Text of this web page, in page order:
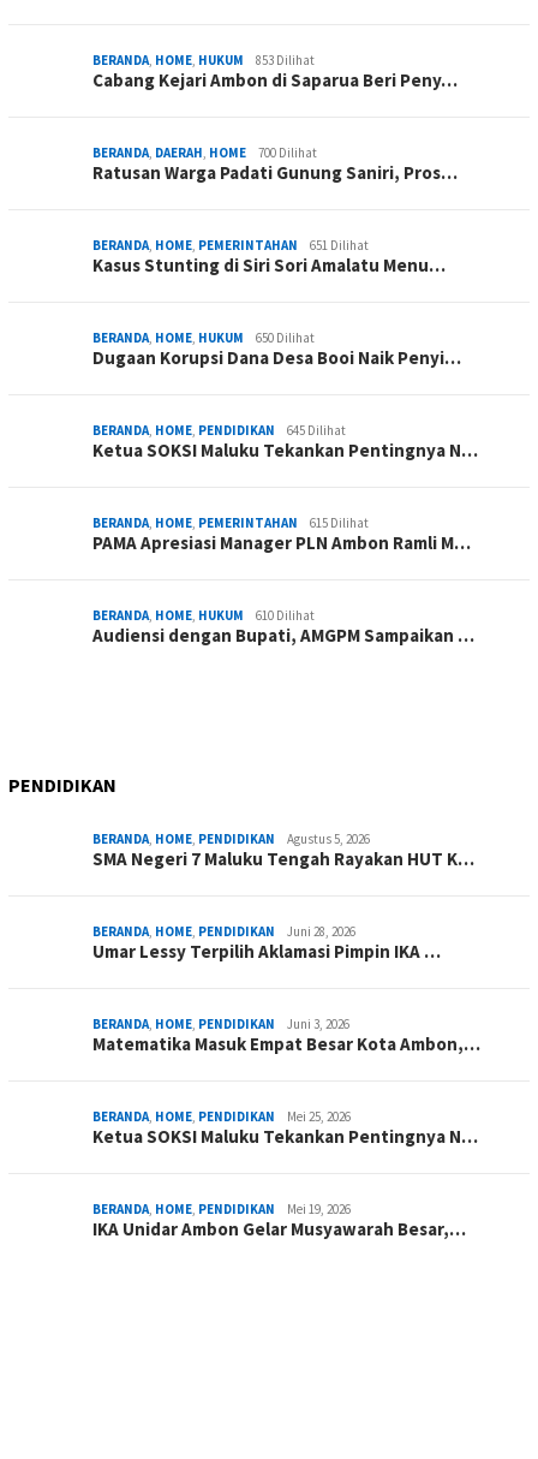
BERANDA HOME HUKUM 853 Dilihat
Cabang Kejari Ambon di Saparua Beri Peny…
BERANDA DAERAH HOME 700 Dilihat
Ratusan Warga Padati Gunung Saniri, Pros…
BERANDA HOME PEMERINTAHAN 651 Dilihat
Kasus Stunting di Siri Sori Amalatu Menu…
BERANDA HOME HUKUM 650 Dilihat
Dugaan Korupsi Dana Desa Booi Naik Penyi…
BERANDA HOME PENDIDIKAN 645 Dilihat
Ketua SOKSI Maluku Tekankan Pentingnya N…
BERANDA HOME PEMERINTAHAN 615 Dilihat
PAMA Apresiasi Manager PLN Ambon Ramli M…
BERANDA HOME HUKUM 610 Dilihat
Audiensi dengan Bupati, AMGPM Sampaikan …
PENDIDIKAN
BERANDA HOME PENDIDIKAN Agustus 5, 2026
SMA Negeri 7 Maluku Tengah Rayakan HUT K…
BERANDA HOME PENDIDIKAN Juni 28, 2026
Umar Lessy Terpilih Aklamasi Pimpin IKA …
BERANDA HOME PENDIDIKAN Juni 3, 2026
Matematika Masuk Empat Besar Kota Ambon,…
BERANDA HOME PENDIDIKAN Mei 25, 2026
Ketua SOKSI Maluku Tekankan Pentingnya N…
BERANDA HOME PENDIDIKAN Mei 19, 2026
IKA Unidar Ambon Gelar Musyawarah Besar,…